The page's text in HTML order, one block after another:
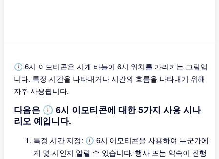
🕕 6시 이모티콘은 시계 바늘이 6시 위치를 가리키는 그림입
니다. 특정 시간을 나타내거나 시간의 흐름을 나타내기 위해
자주 사용됩니다.
다음은 🕕 6시 이모티콘에 대한 5가지 사용 시나
리오 예입니다.
특정 시간 지정: 🕕 6시 이모티콘을 사용하여 누군가에
게 몇 시인지 알릴 수 있습니다. 행사 또는 약속이 진행